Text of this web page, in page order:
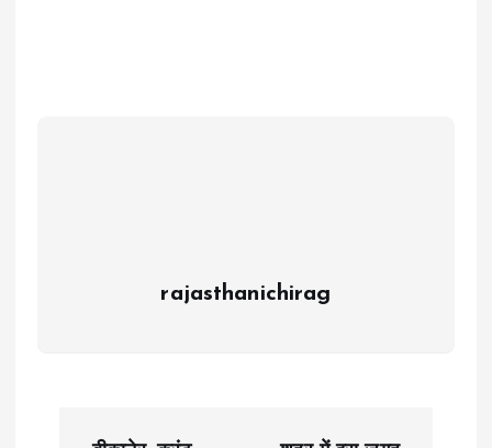
rajasthanichirag